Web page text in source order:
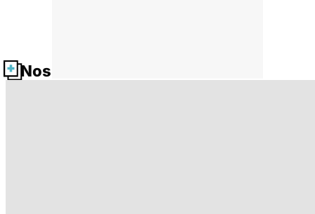
Nos fiches santé